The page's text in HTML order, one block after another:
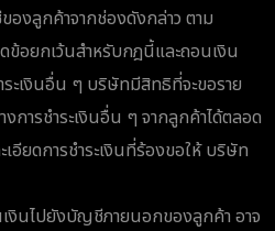
งลูกค้าจากช่องดังกล่าว ตาม
อยกเว้นสำหรับกฎนี้และถอนเงิน
ะเงินอื่น ๆ บริษัทมีสิทธิที่จะขอราย
งการชำระเงินอื่น ๆ จากลูกค้าได้ตลอด
เอียดการชำระเงินที่ร้องขอให้ บริษัท
เงินไปยังบัญชีภายนอกของลูกค้า อาจ